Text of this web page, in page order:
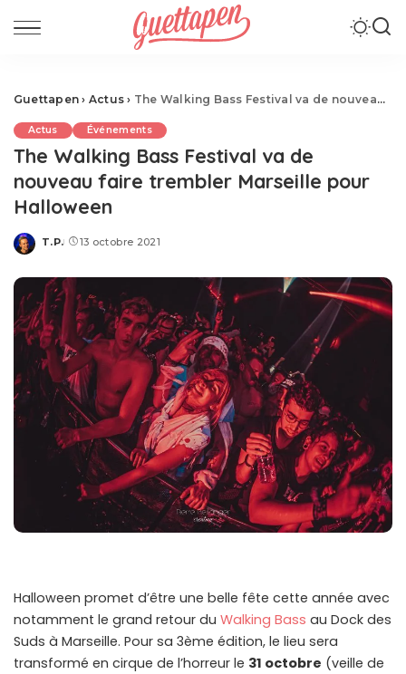
Guettapen › Actus › The Walking Bass Festival va de nouveau faire trembler Marseille pour Halloween
Actus Événements
The Walking Bass Festival va de
nouveau faire trembler Marseille pour
Halloween
Posted
T.P. 13 octobre 2021
Halloween promet d’être une belle fête cette année avec
notamment le grand retour du Walking Bass au Dock des
Suds à Marseille. Pour sa 3ème édition, le lieu sera
transformé en cirque de l’horreur le 31 octobre (veille de